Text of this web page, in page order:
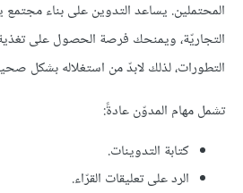
المحتملين. يساعد التدوين على بناء
التجاريّة، ويمنحك فرصة الحصول على
التطورات، لذلك لابدّ من استغلاله بشكل
تشمل مهام المدوّن عادةً:
كتابة التدوينات.
الرد على تعليقات القرّاء.